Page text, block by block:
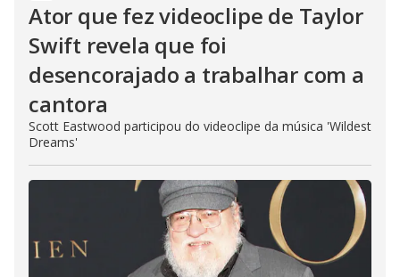
Ator que fez videoclipe de Taylor
Swift revela que foi
desencorajado a trabalhar com a
cantora
Scott Eastwood participou do videoclipe da música 'Wildest
Dreams'